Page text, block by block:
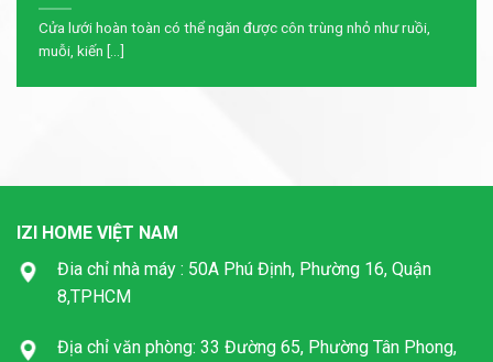
Cửa lưới hoàn toàn có thể ngăn được côn trùng nhỏ như ruồi,
muỗi, kiến [...]
IZI HOME VIỆT NAM
Đia chỉ nhà máy : 50A Phú Định, Phường 16, Quận
8,TPHCM
Địa chỉ văn phòng: 33 Đường 65, Phường Tân Phong,